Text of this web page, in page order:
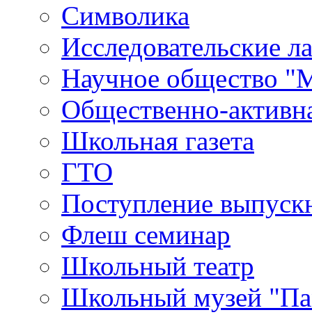
Символика
Исследовательские
Научное общество
Общественно-
Школьная газета
ГТО
Поступление
Флеш семинар
Школьный театр
Школьный музей